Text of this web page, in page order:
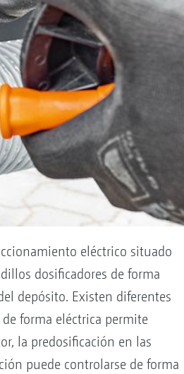
eléctrico situado
dosificadores de forma
depósito. Existen diferentes
forma eléctrica permite
la predosificación en las
puede controlarse de forma